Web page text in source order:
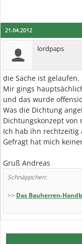
21.04.2012
lordpaps
die Sache ist gelaufen.
Mir gings
und das wurde
Was die Dichtung
Dichtungskonzept von
Ich hab ihn rechtzeitig
Gefragt hat mich
Gruß Andreas
Schnäppchen:
>> Das Bauherren-